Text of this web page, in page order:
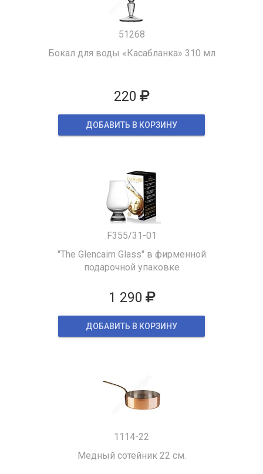
51268
Бокал для воды «Касабланка» 310 мл
220
ДОБАВИТЬ В КОРЗИНУ
F355/31-01
"The Glencairn Glass" в фирменной
подарочной упаковке
1 290
ДОБАВИТЬ В КОРЗИНУ
1114-22
Медный сотейник 22 см.